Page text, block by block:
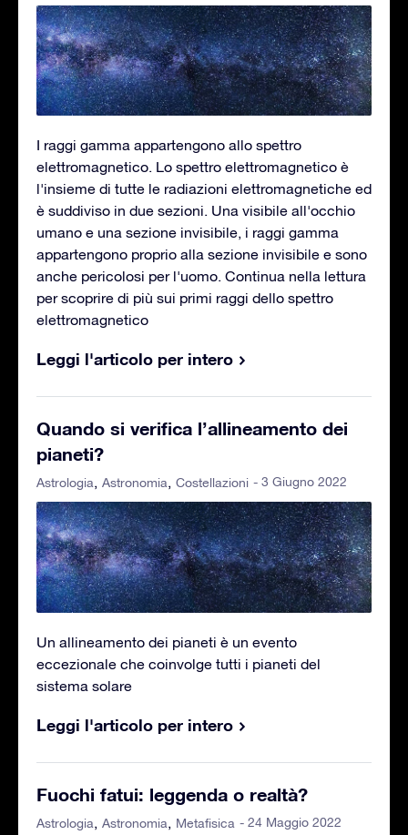
I raggi gamma appartengono allo spettro
elettromagnetico. Lo spettro elettromagnetico è
l'insieme di tutte le radiazioni elettromagnetiche ed
è suddiviso in due sezioni. Una visibile all'occhio
umano e una sezione invisibile, i raggi gamma
appartengono proprio alla sezione invisibile e sono
anche pericolosi per l'uomo. Continua nella lettura
per scoprire di più sui primi raggi dello spettro
elettromagnetico
Leggi l'articolo per intero
Quando si verifica l’allineamento dei
pianeti?
Astrologia Astronomia Costellazioni - 3 Giugno 2022
Un allineamento dei pianeti è un evento
eccezionale che coinvolge tutti i pianeti del
sistema solare
Leggi l'articolo per intero
Fuochi fatui: leggenda o realtà?
Astrologia Astronomia Metafisica - 24 Maggio 2022